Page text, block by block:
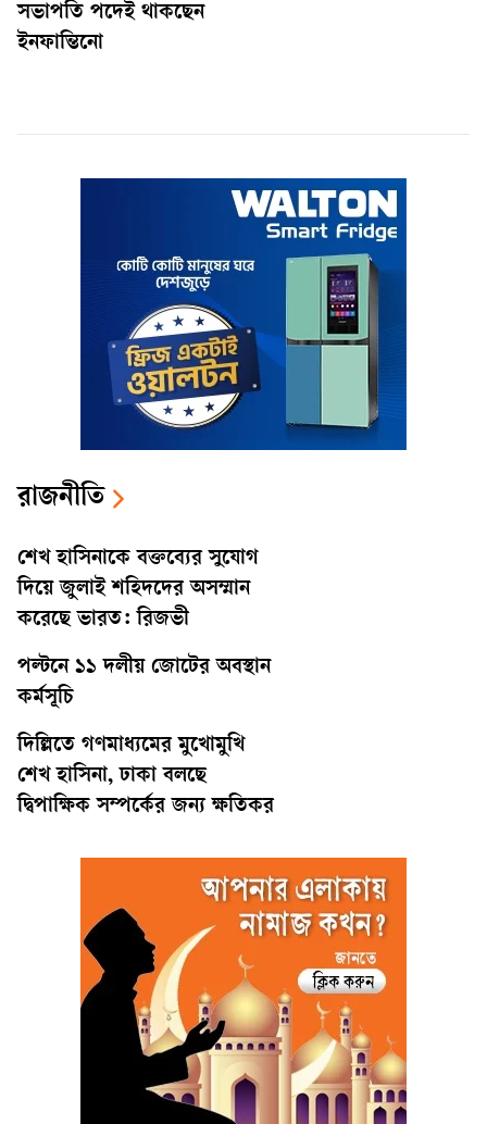
সভাপতি পদেই থাকছেন
ইনফান্তিনো
রাজনীতি
শেখ হাসিনাকে বক্তব্যের সুযোগ
দিয়ে জুলাই শহিদদের অসম্মান
করেছে ভারত: রিজভী
পল্টনে ১১ দলীয় জোটের অবস্থান
কর্মসূচি
দিল্লিতে গণমাধ্যমের মুখোমুখি
শেখ হাসিনা, ঢাকা বলছে
দ্বিপাক্ষিক সম্পর্কের জন্য ক্ষতিকর